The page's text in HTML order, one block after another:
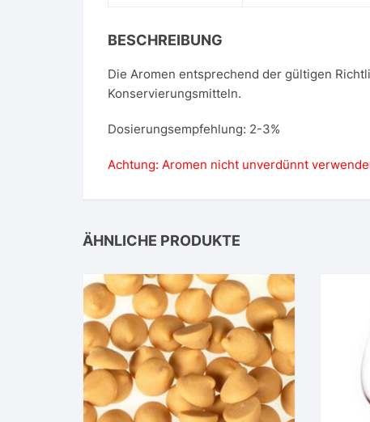
BESCHREIBUNG
Die Aromen entsprechend der gültigen
Konservierungsmitteln.
Dosierungsempfehlung: 2-3%
Achtung: Aromen nicht unverdünnt
ÄHNLICHE PRODUKTE